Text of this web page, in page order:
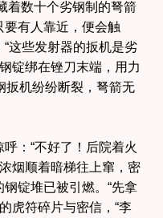
数十个劣钢制的弩箭
有人靠近，便会触
这些发射器的扳机是劣
锭绑在锉刀末端，用力
机纷纷断裂，弩箭无
：“不好了！后院着火
烟顺着暗梯往上窜，密
锭堆已被引燃。“先拿
虎符碎片与密信，“李